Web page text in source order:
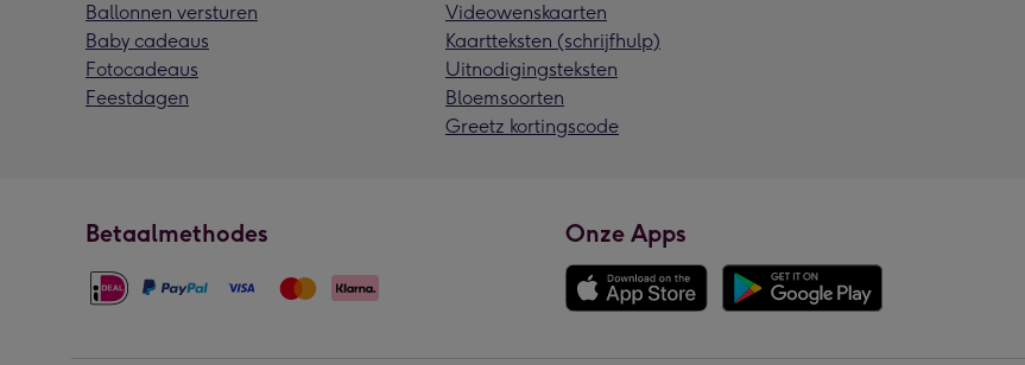
Ballonnen versturen
Baby cadeaus
Fotocadeaus
Feestdagen
Videowenskaarten
Kaartteksten (schrijfhulp)
Uitnodigingsteksten
Bloemsoorten
Greetz kortingscode
Betaalmethodes Onze Apps